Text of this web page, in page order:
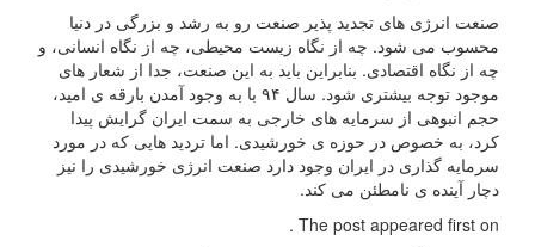
صنعت انرژی های تجدید پذیر صنعت رو به رشد و بزرگی در دنیا
محسوب می شود. چه از نگاه زیست محیطی، چه از نگاه انسانی، و
چه از نگاه اقتصادی. بنابراین باید به این صنعت، جدا از شعار های
موجود توجه بیشتری شود. سال ۹۴ با به وجود آمدن بارقه ی امید،
حجم انبوهی از سرمایه های خارجی به سمت ایران گرایش پیدا
کرد، به خصوص در حوزه ی خورشیدی. اما تردید هایی که در مورد
سرمایه گذاری در ایران وجود دارد صنعت انرژی خورشیدی را نیز
دچار آینده ی نامطئن می کند.
The post appeared first on .